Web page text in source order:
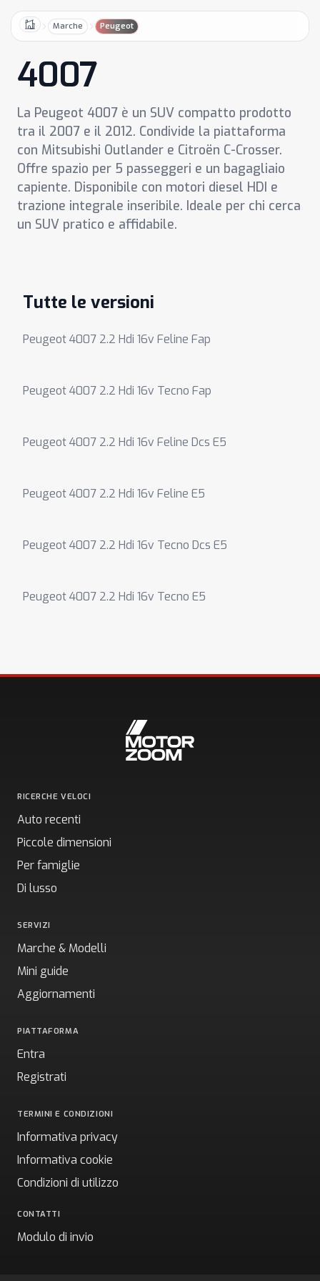
HomeMarche Peugeot
4007
La Peugeot 4007 è un SUV compatto prodotto
tra il 2007 e il 2012. Condivide la piattaforma
con Mitsubishi Outlander e Citroën C-Crosser.
Offre spazio per 5 passeggeri e un bagagliaio
capiente. Disponibile con motori diesel HDI e
trazione integrale inseribile. Ideale per chi cerca
un SUV pratico e affidabile.
Tutte le versioni
Peugeot 4007 2.2 Hdi 16v Feline Fap
Peugeot 4007 2.2 Hdi 16v Tecno Fap
Peugeot 4007 2.2 Hdi 16v Feline Dcs E5
Peugeot 4007 2.2 Hdi 16v Feline E5
Peugeot 4007 2.2 Hdi 16v Tecno Dcs E5
Peugeot 4007 2.2 Hdi 16v Tecno E5
RICERCHE VELOCI
Auto recenti
Piccole dimensioni
Per famiglie
Di lusso
SERVIZI
Marche & Modelli
Mini guide
Aggiornamenti
PIATTAFORMA
Entra
Registrati
TERMINI E CONDIZIONI
Informativa privacy
Informativa cookie
Condizioni di utilizzo
CONTATTI
Modulo di invio